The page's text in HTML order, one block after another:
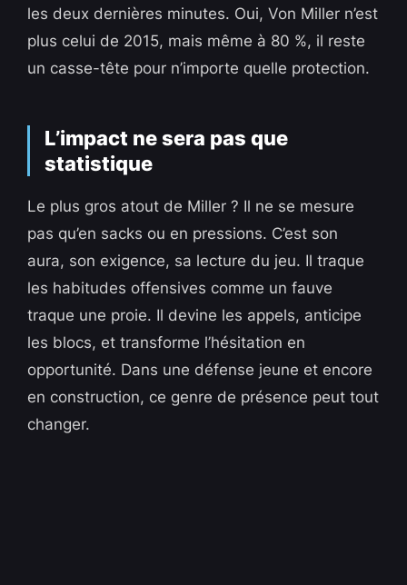
les deux dernières minutes. Oui, Von Miller n’est
plus celui de 2015, mais même à 80 %, il reste
un casse-tête pour n’importe quelle protection.
L’impact ne sera pas que
statistique
Le plus gros atout de Miller ? Il ne se mesure
pas qu’en sacks ou en pressions. C’est son
aura, son exigence, sa lecture du jeu. Il traque
les habitudes offensives comme un fauve
traque une proie. Il devine les appels, anticipe
les blocs, et transforme l’hésitation en
opportunité. Dans une défense jeune et encore
en construction, ce genre de présence peut tout
changer.